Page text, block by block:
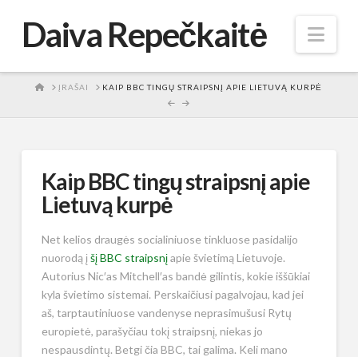
Daiva Repečkaitė
HOMEĮRAŠAI KAIP BBC TINGŲ STRAIPSNĮ APIE LIETUVĄ KURPĖ
Kaip BBC tingų straipsnį apie
Lietuvą kurpė
Net kelios draugės socialiniuose tinkluose pasidalijo
nuorodą į šį BBC straipsnįapie švietimą Lietuvoje.
Autorius Nic′as Mitchell′as bandė gilintis, kokie iššūkiai
kyla švietimo sistemai. Perskaičiusi pagalvojau, kad jei
aš, tarptautiniuose vandenyse neprasimušusi Rytų
europietė, parašyčiau tokį straipsnį, niekas jo
nespausdintų. Betgi čia BBC, tai galima. Keli mano